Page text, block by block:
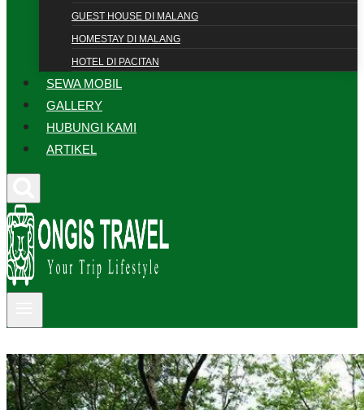
GUEST HOUSE DI MALANG
HOMESTAY DI MALANG
HOTEL DI PACITAN
SEWA MOBIL
GALLERY
HUBUNGI KAMI
ARTIKEL